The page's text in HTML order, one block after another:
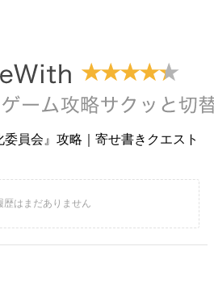
委員会』攻略｜寄せ書きクエスト